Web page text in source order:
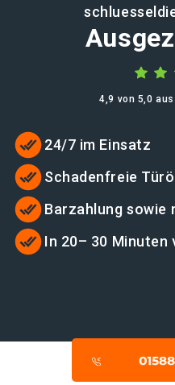
4,9 von 5,0
24/7 im Einsatz
Schadenfreie
Barzahlung sowie
In 20– 30 Minuten